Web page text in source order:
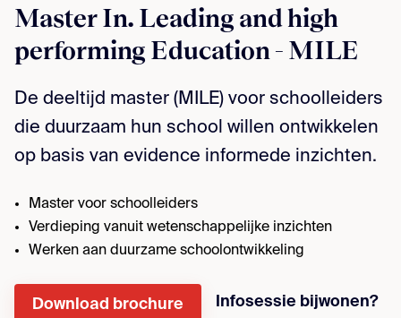
Master In. Leading and high
performing Education - MILE
De deeltijd master (MILE) voor schoolleiders
die duurzaam hun school willen ontwikkelen
op basis van evidence informede inzichten.
Master voor schoolleiders
Verdieping vanuit wetenschappelijke inzichten
Werken aan duurzame schoolontwikkeling
Download brochure Infosessie bijwonen?